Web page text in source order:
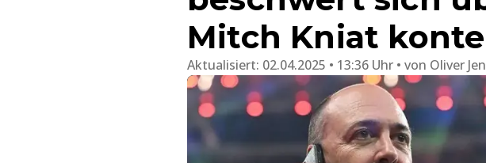
Mitch Kniat
Aktualisiert: 02.04.2025 • 13:36 Uhr von Oliver